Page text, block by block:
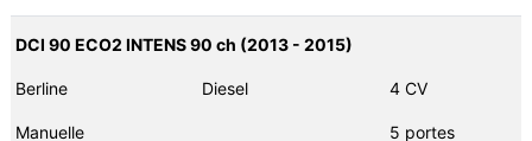
DCI 90 ECO2 INTENS 90 ch (2013 - 2015)
Berline Diesel 4 CV
Manuelle 5 portes